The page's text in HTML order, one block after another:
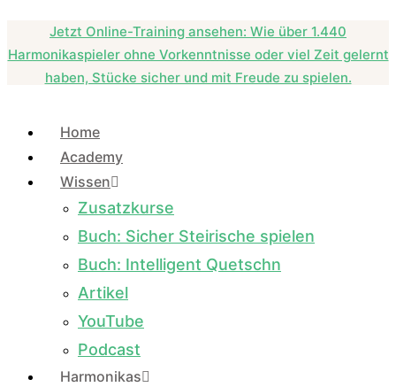
springen
Jetzt Online-Training ansehen: Wie über 1.440
Harmonikaspieler ohne Vorkenntnisse oder viel Zeit gelernt
haben, Stücke sicher und mit Freude zu spielen.
Home
Academy
Wissen
Zusatzkurse
Buch: Sicher Steirische spielen
Buch: Intelligent Quetschn
Artikel
YouTube
Podcast
Harmonikas